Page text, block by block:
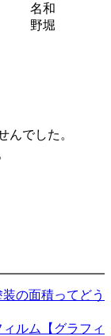
名和
野堀
んでした。
の面積ってどう
ルム【グラフィ